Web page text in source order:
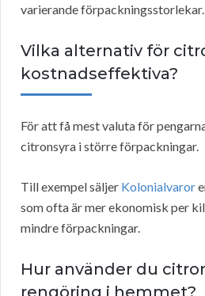
varierande förpackningsstorlekar.
Vilka alternativ för
kostnadseffektiva?
För att få mest valuta för
citronsyra i större förpackningar.
Till exempel säljer Kolonialvaror
som ofta är mer ekonomisk per
mindre förpackningar.
Hur använder du
rengöring i hemmet?